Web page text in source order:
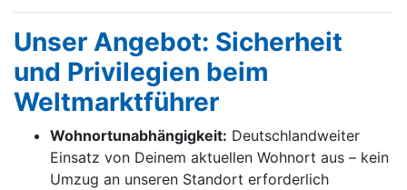
Unser Angebot: Sicherheit
und Privilegien beim
Weltmarktführer
Wohnortunabhängigkeit: Deutschlandweiter
Einsatz von Deinem aktuellen Wohnort aus – kein
Umzug an unseren Standort erforderlich